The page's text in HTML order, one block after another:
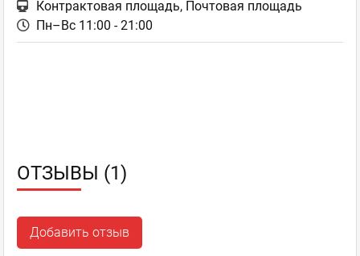
Контрактовая площадь, Почтовая площадь
Пн–Вс 11:00 - 21:00
ОТЗЫВЫ (1)
Добавить отзыв